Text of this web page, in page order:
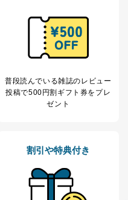
ス
者を設置し、個人情報保
報を取得・アクセス・利
普段読んでいる雑誌のレビュー
投稿で500円割ギフト券をプレ
ゼント
割引や特典付き